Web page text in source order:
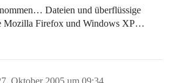
Dateien und überflüssige
Mozilla Firefox und Windows XP…
Oktober 2005 um 09:34